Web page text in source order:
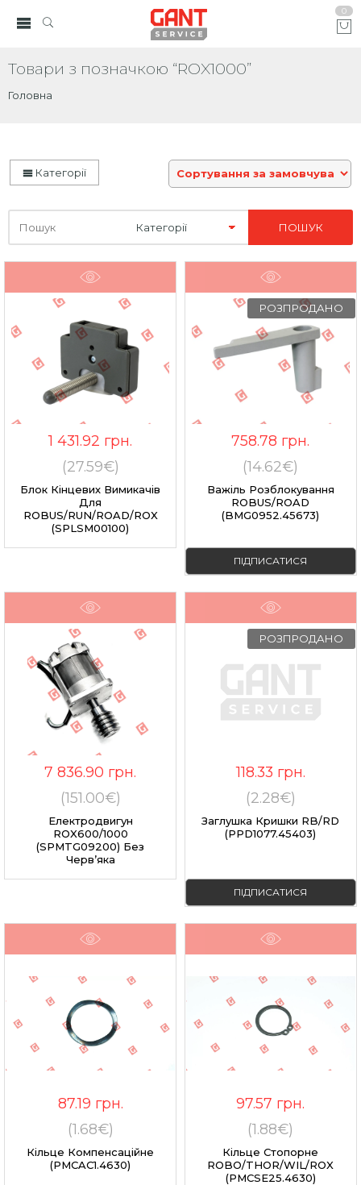
0
Товари з позначкою “ROX1000”
Головна
Категорії
Шукайте
тут
1 431.92 грн.
(27.59€)
Блок Кінцевих Вимикачів
Для
ROBUS/RUN/ROAD/ROX
(SPLSM00100)
РОЗПРОДАНО
758.78 грн.
(14.62€)
Важіль Розблокування
ROBUS/ROAD
(BMG0952.45673)
ПІДПИСАТИСЯ
7 836.90 грн.
(151.00€)
Електродвигун
ROX600/1000
(SPMTG09200) Без
Черв’яка
РОЗПРОДАНО
118.33 грн.
(2.28€)
Заглушка Кришки RB/RD
(PPD1077.45403)
ПІДПИСАТИСЯ
87.19 грн.
(1.68€)
Кільце Компенсаційне
(PMCAC1.4630)
97.57 грн.
(1.88€)
Кільце Стопорне
ROBO/THOR/WIL/ROX
(PMCSE25.4630)